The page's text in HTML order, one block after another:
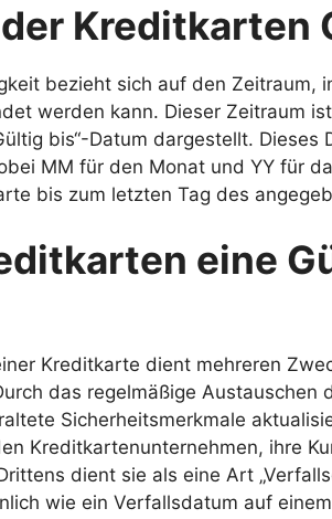
Kreditkarten
bezieht sich auf den Zeitraum,
werden kann. Dieser Zeitraum
bis“-Datum dargestellt. Dieses
MM für den Monat und YY für
bis zum letzten Tag des
eine
Kreditkarte dient mehreren
das regelmäßige Austauschen
Sicherheitsmerkmale
Kreditkartenunternehmen, ihre
dient sie als eine Art
wie ein Verfallsdatum auf